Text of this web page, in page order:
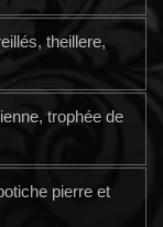
theillere,
trophée de
pierre et